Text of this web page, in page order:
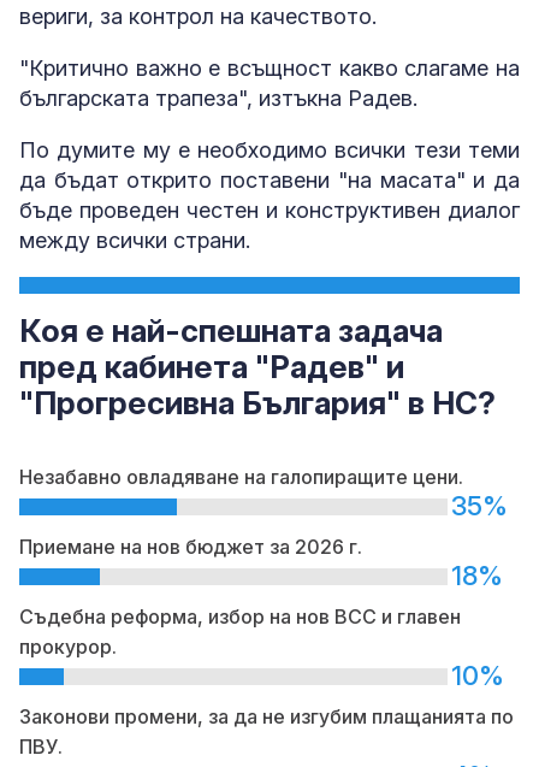
вериги, за контрол на качеството.
"Критично важно е всъщност какво слагаме на
българската трапеза", изтъкна Радев.
По думите му е необходимо всички тези теми
да бъдат открито поставени "на масата" и да
бъде проведен честен и конструктивен диалог
между всички страни.
Коя е най-спешната задача
пред кабинета "Радев" и
"Прогресивна България" в НС?
Незабавно овладяване на галопиращите цени.
35%
Приемане на нов бюджет за 2026 г.
18%
Съдебна реформа, избор на нов ВСС и главен
прокурор.
10%
Законови промени, за да не изгубим плащанията по
ПВУ.